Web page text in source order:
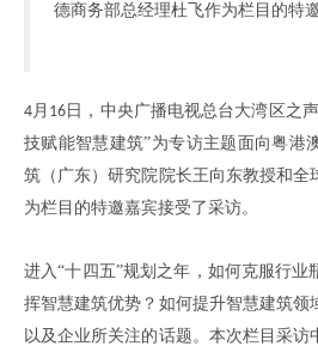
德商务部总经理杜飞作为栏目的特
4月 16 日 ， 中央广播电视总台大湾区之
技赋能智慧建筑”为专访主题面向粤港
筑（广东）研究院院长王向东教授和全
为栏目的特邀嘉宾接受了采访。
进入“十四五”规划之年，如何克服行
挥智慧建筑优势？如何提升智慧建筑领
以及企业所关注的话题。本次栏目采